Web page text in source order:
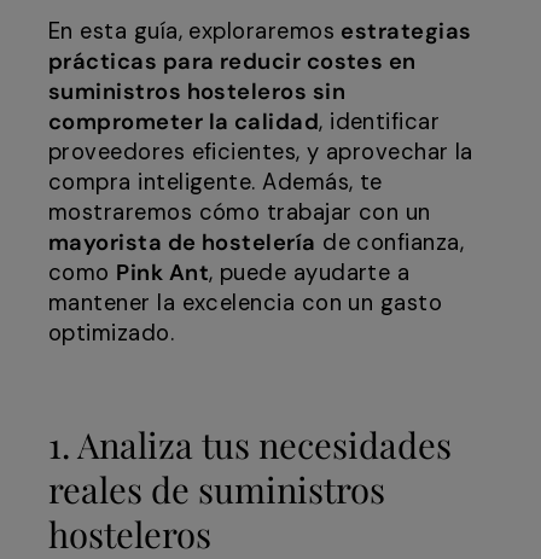
En esta guía, exploraremos estrategias
prácticas para reducir costes en
suministros hosteleros sin
comprometer la calidad, identificar
proveedores eficientes, y aprovechar la
compra inteligente. Además, te
mostraremos cómo trabajar con un
mayorista de hostelería de confianza,
como Pink Ant, puede ayudarte a
mantener la excelencia con un gasto
optimizado.
1. Analiza tus necesidades
reales de suministros
hosteleros